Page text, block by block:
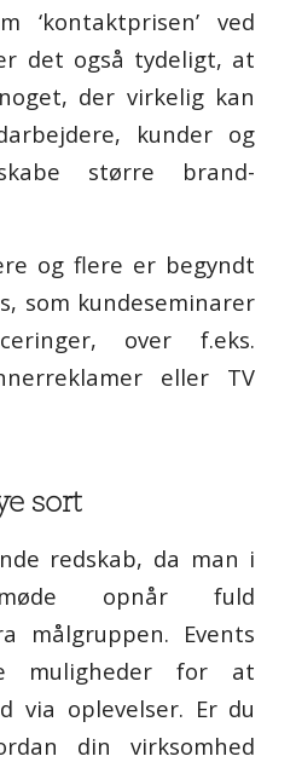
‘kontaktprisen’ ved
det også tydeligt, at
der virkelig kan
kunder og
større brand-
og flere er begyndt
som kundeseminarer
over f.eks.
eller TV
sort
redskab, da man i
opnår fuld
målgruppen. Events
muligheder for at
via oplevelser. Er du
din virksomhed